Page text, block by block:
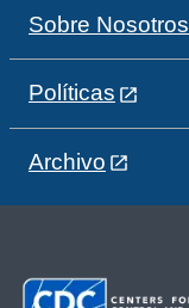
Sobre Nosotros
Políticas
Archivo